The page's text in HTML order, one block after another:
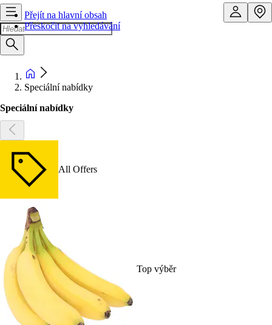
Přejít na hlavní obsah
Přeskočit na vyhledávání
Speciální nabídky
Speciální nabídky
All Offers
Top výběr